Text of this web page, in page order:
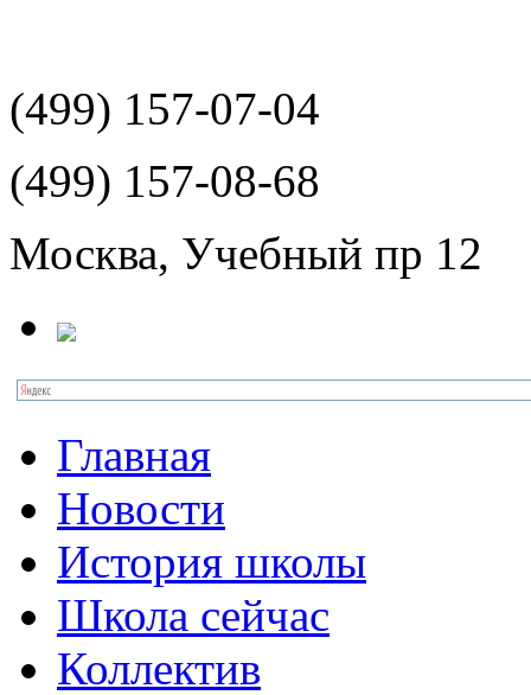
(499) 157-07-04
(499) 157-08-68
Москва, Учебный пр 12
Главная
Новости
История школы
Школа сейчас
Коллектив